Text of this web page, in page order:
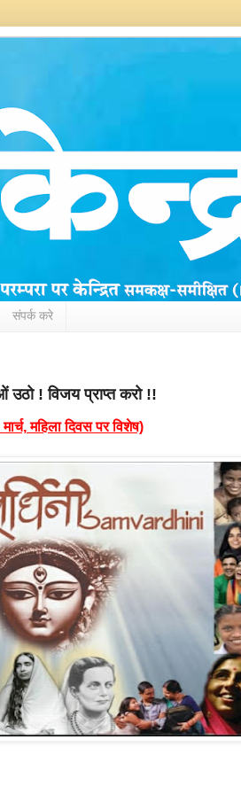
संपर्क करे
उठो ! विजय प्राप्त करो !!
महिला दिवस पर विशेष)